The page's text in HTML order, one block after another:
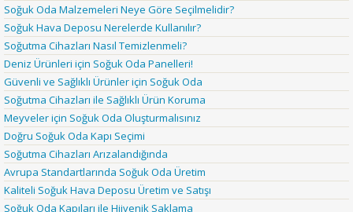
Soğuk Oda Malzemeleri Neye Göre Seçilmelidir?
Soğuk Hava Deposu Nerelerde Kullanılır?
Soğutma Cihazları Nasıl Temizlenmeli?
Deniz Ürünleri için Soğuk Oda Panelleri!
Güvenli ve Sağlıklı Ürünler için Soğuk Oda
Soğutma Cihazları ile Sağlıklı Ürün Koruma
Meyveler için Soğuk Oda Oluşturmalısınız
Doğru Soğuk Oda Kapı Seçimi
Soğutma Cihazları Arızalandığında
Avrupa Standartlarında Soğuk Oda Üretim
Kaliteli Soğuk Hava Deposu Üretim ve Satışı
Soğuk Oda Kapıları ile Hijyenik Saklama